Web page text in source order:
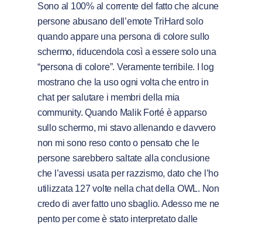
Sono al 100% al corrente del fatto che alcune
persone abusano dell’emote TriHard solo
quando appare una persona di colore sullo
schermo, riducendola così a essere solo una
“persona di colore”. Veramente terribile. I log
mostrano che la uso ogni volta che entro in
chat per salutare i membri della mia
community. Quando Malik Forté è apparso
sullo schermo, mi stavo allenando e davvero
non mi sono reso conto o pensato che le
persone sarebbero saltate alla conclusione
che l’avessi usata per razzismo, dato che l’ho
utilizzata 127 volte nella chat della OWL. Non
credo di aver fatto uno sbaglio. Adesso me ne
pento per come è stato interpretato dalle